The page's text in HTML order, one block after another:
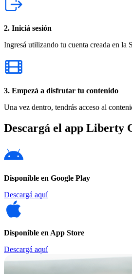
2. Iniciá sesión
Ingresá utilizando tu cuenta creada en la
3. Empezá a disfrutar tu contenido
Una vez dentro, tendrás acceso al
Descargá el app Liberty
Disponible en Google Play
Descargá aquí
Disponible en App Store
Descargá aquí